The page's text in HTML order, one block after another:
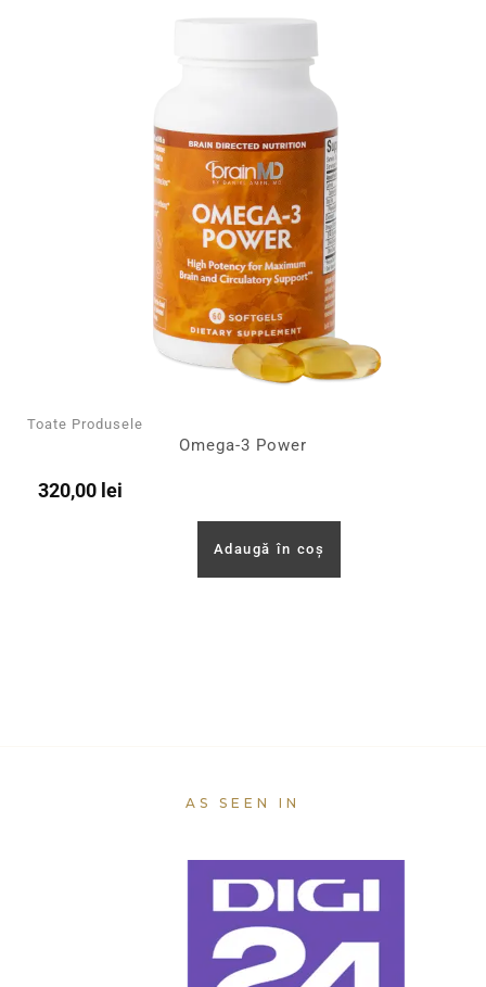
Toate Produsele
Omega-3 Power
320,00 lei
Adaugă în coș
AS SEEN IN